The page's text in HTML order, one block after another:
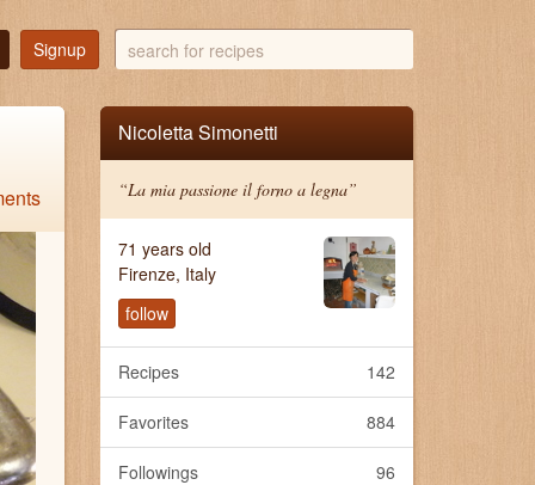
Signup
search
for
recipes
Nicoletta Simonetti
“La mia passione il forno a legna”
71 years old
Firenze, Italy
follow
142
Recipes
884
Favorites
96
Followings